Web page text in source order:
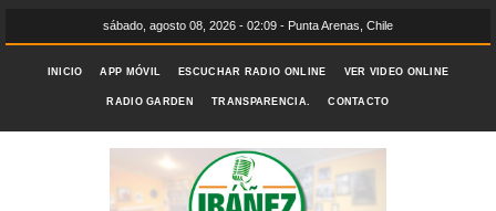
sábado, agosto 08, 2026 - 02:09 - Punta Arenas, Chile
INICIO APP MÓVIL ESCUCHAR RADIO ONLINE VER VIDEO ONLINE
RADIO GARDEN TRANSPARENCIA. CONTACTO